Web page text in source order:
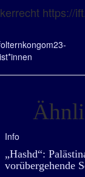
https://
kongom23-
Info
„Hashd“:
vorübergehende